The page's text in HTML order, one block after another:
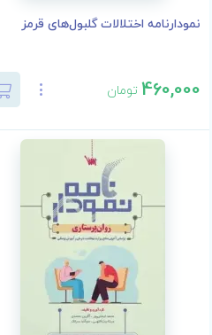
نمودارنامه اختلالات گلبول‌های قرمز
460,000تومان